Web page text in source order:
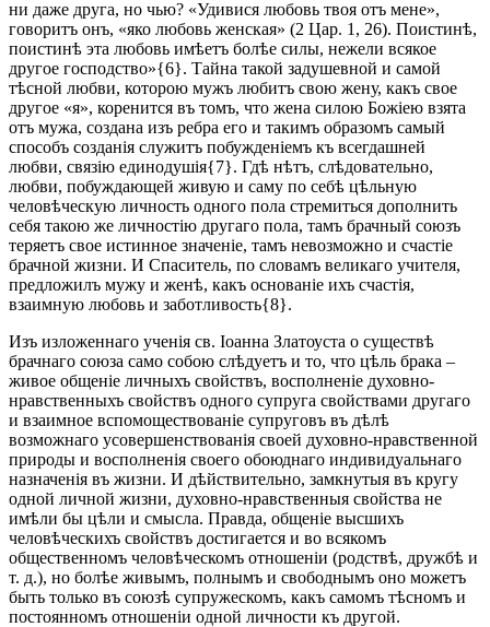
ни даже друга, но чью? «Удивися любовь твоя отъ мене»,
говоритъ онъ, «яко любовь женская» (2 Цар. 1, 26). Поистинѣ,
поистинѣ эта любовь имѣетъ болѣе силы, нежели всякое
другое господство»{6}. Тайна такой задушевной и самой
тѣсной любви, которою мужъ любитъ свою жену, какъ свое
другое «я», коренится въ томъ, что жена силою Божіею взята
отъ мужа, создана изъ ребра его и такимъ образомъ самый
способъ созданія служитъ побужденіемъ къ всегдашней
любви, связію единодушія{7}. Гдѣ нѣтъ, слѣдовательно,
любви, побуждающей живую и саму по себѣ цѣльную
человѣческую личность одного пола стремиться дополнить
себя такою же личностію другаго пола, тамъ брачный союзъ
теряетъ свое истинное значеніе, тамъ невозможно и счастіе
брачной жизни. И Спаситель, по словамъ великаго учителя,
предложилъ мужу и женѣ, какъ основаніе ихъ счастія,
взаимную любовь и заботливость{8}.
Изъ изложеннаго ученія св. Іоанна Златоуста о существѣ
брачнаго союза само собою слѣдуетъ и то, что цѣль брака –
живое общеніе личныхъ свойствъ, восполненіе духовно-
нравственныхъ свойствъ одного супруга свойствами другаго
и взаимное вспомоществованіе супруговъ въ дѣлѣ
возможнаго усовершенствованія своей духовно-нравственной
природы и восполненія своего обоюднаго индивидуальнаго
назначенія въ жизни. И дѣйствительно, замкнутыя въ кругу
одной личной жизни, духовно-нравственныя свойства не
имѣли бы цѣли и смысла. Правда, общеніе высшихъ
человѣческихъ свойствъ достигается и во всякомъ
общественномъ человѣческомъ отношеніи (родствѣ, дружбѣ и
т. д.), но болѣе живымъ, полнымъ и свободнымъ оно можетъ
быть только въ союзѣ супружескомъ, какъ самомъ тѣсномъ и
постоянномъ отношеніи одной личности къ другой.